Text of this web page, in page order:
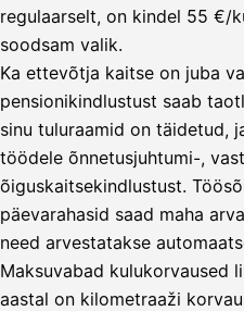
regulaarselt, on kindel 55 €/
soodsam valik.
Ka ettevõtja kaitse on juba
pensionikindlustust saab
sinu tuluraamid on täidetud,
töödele õnnetusjuhtumi-,
õiguskaitsekindlustust.
päevarahasid saad maha
need arvestatakse
Maksuvabad kulukorvaused
aastal on kilometraaži